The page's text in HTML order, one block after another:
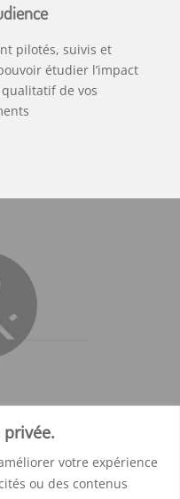
votre expérience
ou des contenus
pilotés, suivis et
étudier l’impact
de vos
de France, près
concepts de médias
d’entreprises).
une équipe pour